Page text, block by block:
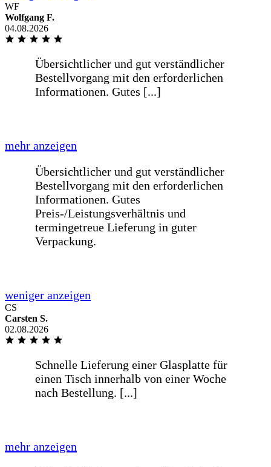
WF
Wolfgang F.
04.08.2026
CS
Carsten S.
02.08.2026
Liebes BE-GLASS-Team,meine Scheibe
in der Wohnzimmer zerbrach und auf
der Suche nach einem passenden Ersatz
davon abgekommen, weil es im
Glasscheibe von Euch viel zu teuer
war.Ich habe mich auf Eurer Website
richtig wo
weniger anzeigen
Alles sehr gut abgelaufen, Bis auf die
Verpackung der Gläser. Es war keinerlei
Folie auf den Glasplatten, [...]
Alles sehr gut abgelaufen, Bis auf die
Verpackung der Gläser. Es war keinerlei
Folie auf den Glasplatten, und dies fand
weniger anzeigen